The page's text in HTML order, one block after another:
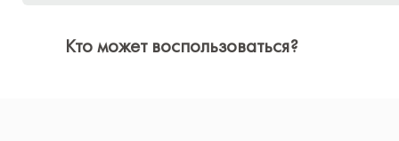
Кто может воспользоваться?